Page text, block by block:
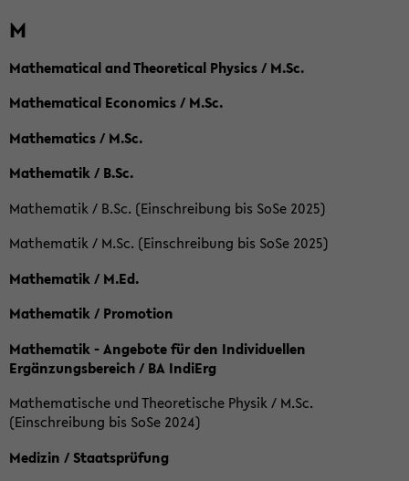
M
Mathematical and Theoretical Physics / M.Sc.
Mathematical Economics / M.Sc.
Mathematics / M.Sc.
Mathematik / B.Sc.
Mathematik / B.Sc. (Einschreibung bis SoSe 2025)
Mathematik / M.Sc. (Einschreibung bis SoSe 2025)
Mathematik / M.Ed.
Mathematik / Promotion
Mathematik - Angebote für den Individuellen
Ergänzungsbereich / BA IndiErg
Mathematische und Theoretische Physik / M.Sc.
(Einschreibung bis SoSe 2024)
Medizin / Staatsprüfung